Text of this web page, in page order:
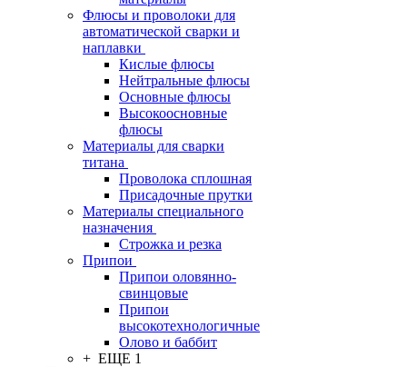
Флюсы и проволоки для
автоматической сварки и
наплавки
Кислые флюсы
Нейтральные флюсы
Основные флюсы
Высокоосновные
флюсы
Материалы для сварки
титана
Проволока сплошная
Присадочные прутки
Материалы специального
назначения
Строжка и резка
Припои
Припои оловянно-
свинцовые
Припои
высокотехнологичные
Олово и баббит
+ ЕЩЕ 1